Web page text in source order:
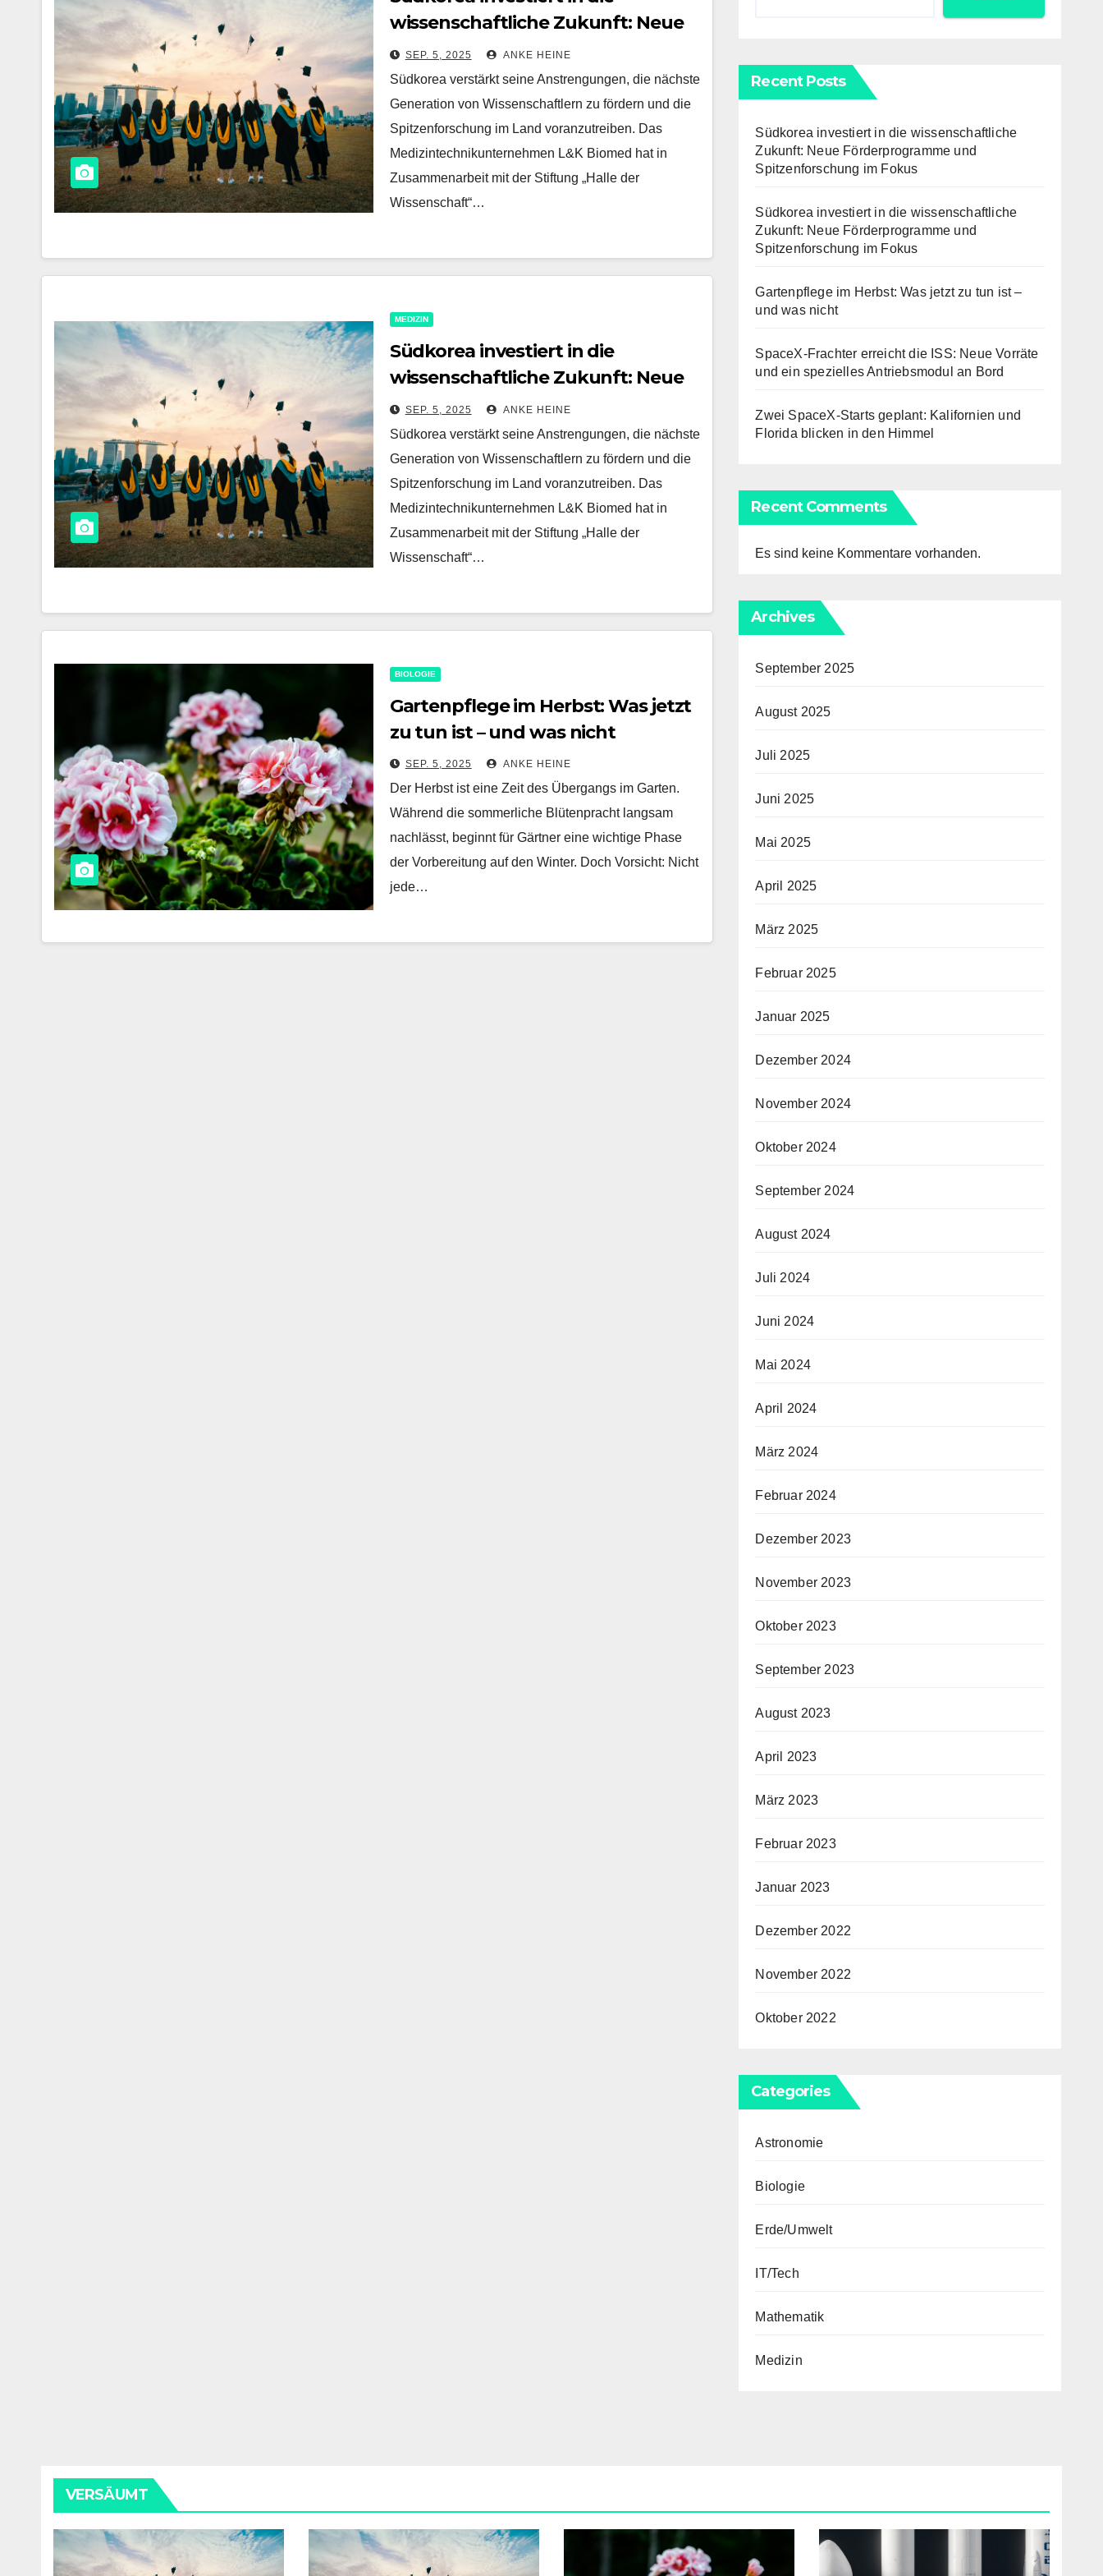
wissenschaftliche Zukunft: Neue
Förderprogramme und
Spitzenforschung im Fokus
SEP. 5, 2025 ANKE HEINE
Südkorea verstärkt seine Anstrengungen, die nächste
Generation von Wissenschaftlern zu fördern und die
Spitzenforschung im Land voranzutreiben. Das
Medizintechnikunternehmen L&K Biomed hat in
Zusammenarbeit mit der Stiftung „Halle der
Wissenschaft“…
MEDIZIN
Südkorea investiert in die
wissenschaftliche Zukunft: Neue
Förderprogramme und
Spitzenforschung im Fokus
SEP. 5, 2025 ANKE HEINE
Südkorea verstärkt seine Anstrengungen, die nächste
Generation von Wissenschaftlern zu fördern und die
Spitzenforschung im Land voranzutreiben. Das
Medizintechnikunternehmen L&K Biomed hat in
Zusammenarbeit mit der Stiftung „Halle der
Wissenschaft“…
BIOLOGIE
Gartenpflege im Herbst: Was jetzt
zu tun ist – und was nicht
SEP. 5, 2025 ANKE HEINE
Der Herbst ist eine Zeit des Übergangs im Garten.
Während die sommerliche Blütenpracht langsam
nachlässt, beginnt für Gärtner eine wichtige Phase
der Vorbereitung auf den Winter. Doch Vorsicht: Nicht
jede…
Recent Posts
Südkorea investiert in die wissenschaftliche
Zukunft: Neue Förderprogramme und
Spitzenforschung im Fokus
Südkorea investiert in die wissenschaftliche
Zukunft: Neue Förderprogramme und
Spitzenforschung im Fokus
Gartenpflege im Herbst: Was jetzt zu tun ist –
und was nicht
SpaceX-Frachter erreicht die ISS: Neue Vorräte
und ein spezielles Antriebsmodul an Bord
Zwei SpaceX-Starts geplant: Kalifornien und
Florida blicken in den Himmel
Recent Comments
Es sind keine Kommentare vorhanden.
Archives
September 2025
August 2025
Juli 2025
Juni 2025
Mai 2025
April 2025
März 2025
Februar 2025
Januar 2025
Dezember 2024
November 2024
Oktober 2024
September 2024
August 2024
Juli 2024
Juni 2024
Mai 2024
April 2024
März 2024
Februar 2024
Dezember 2023
November 2023
Oktober 2023
September 2023
August 2023
April 2023
März 2023
Februar 2023
Januar 2023
Dezember 2022
November 2022
Oktober 2022
Categories
Astronomie
Biologie
Erde/Umwelt
IT/Tech
Mathematik
Medizin
VERSÄUMT